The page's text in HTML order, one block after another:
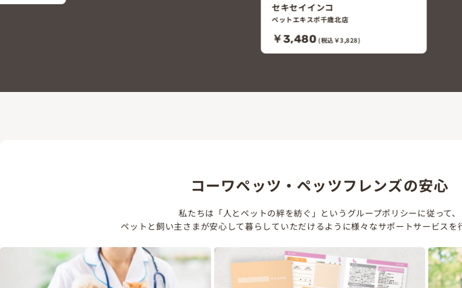
セキセイインコ
ペットエキスポ千歳北店
￥3,480 (税込￥3,828)
コーワペッツ・ペッツフレンズの安心
私たちは「人とペットの絆を紡ぐ」というグループポリシーに従って、
ペットと飼い主さまが安心して暮らしていただけるように様々なサポートサービスを